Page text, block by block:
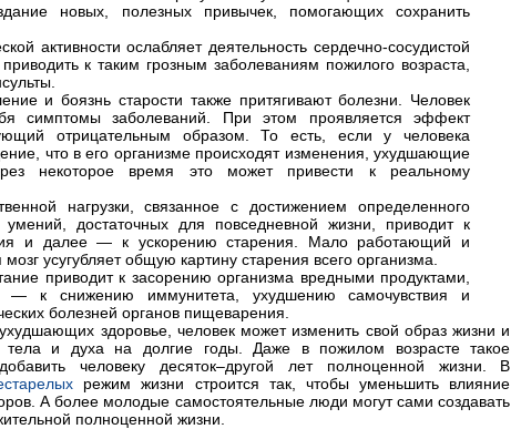
новых, полезных привычек, помогающих сохранить
активности ослабляет деятельность сердечно-сосудистой
к таким грозным заболеваниям пожилого возраста,
и боязнь старости также притягивают болезни. Человек
симптомы заболеваний. При этом проявляется эффект
отрицательным образом. То есть, если у человека
что в его организме происходят изменения, ухудшающие
некоторое время это может привести к реальному
нагрузки, связанное с достижением определенного
достаточных для повседневной жизни, приводит к
и далее — к ускорению старения. Мало работающий и
усугубляет общую картину старения всего организма.
приводит к засорению организма вредными продуктами,
— к снижению иммунитета, ухудшению самочувствия и
болезней органов пищеварения.
здоровье, человек может изменить свой образ жизни и
тела и духа на долгие годы. Даже в пожилом возрасте такое
человеку десяток–другой лет полноценной жизни. В
режим жизни строится так, чтобы уменьшить влияние
А более молодые самостоятельные люди могут сами создавать
полноценной жизни.